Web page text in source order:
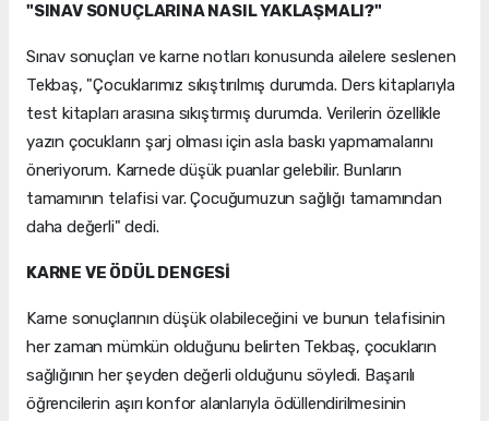
"SINAV SONUÇLARINA NASIL YAKLAŞMALI?"
Sınav sonuçları ve karne notları konusunda ailelere seslenen
Tekbaş, "Çocuklarımız sıkıştırılmış durumda. Ders kitaplarıyla
test kitapları arasına sıkıştırmış durumda. Verilerin özellikle
yazın çocukların şarj olması için asla baskı yapmamalarını
öneriyorum. Karnede düşük puanlar gelebilir. Bunların
tamamının telafisi var. Çocuğumuzun sağlığı tamamından
daha değerli" dedi.
KARNE VE ÖDÜL DENGESİ
Karne sonuçlarının düşük olabileceğini ve bunun telafisinin
her zaman mümkün olduğunu belirten Tekbaş, çocukların
sağlığının her şeyden değerli olduğunu söyledi. Başarılı
öğrencilerin aşırı konfor alanlarıyla ödüllendirilmesinin